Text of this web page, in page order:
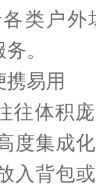
类户外
。
易用
体积庞
度集成
入背包